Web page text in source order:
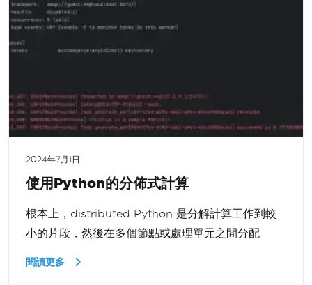
2024年7月1日
使用Python的分佈式計算
根本上，distributed Python 是分解計算工作到較
小的片段，然後在多個節點或處理單元之間分配
閱讀更多